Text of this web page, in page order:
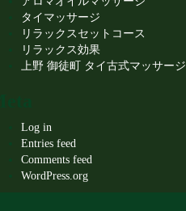
タイマッサージ
リラックスセットコース
リラックス効果
上野 御徒町 タイ古式マッサージ
Log in
Entries feed
Comments feed
WordPress.org